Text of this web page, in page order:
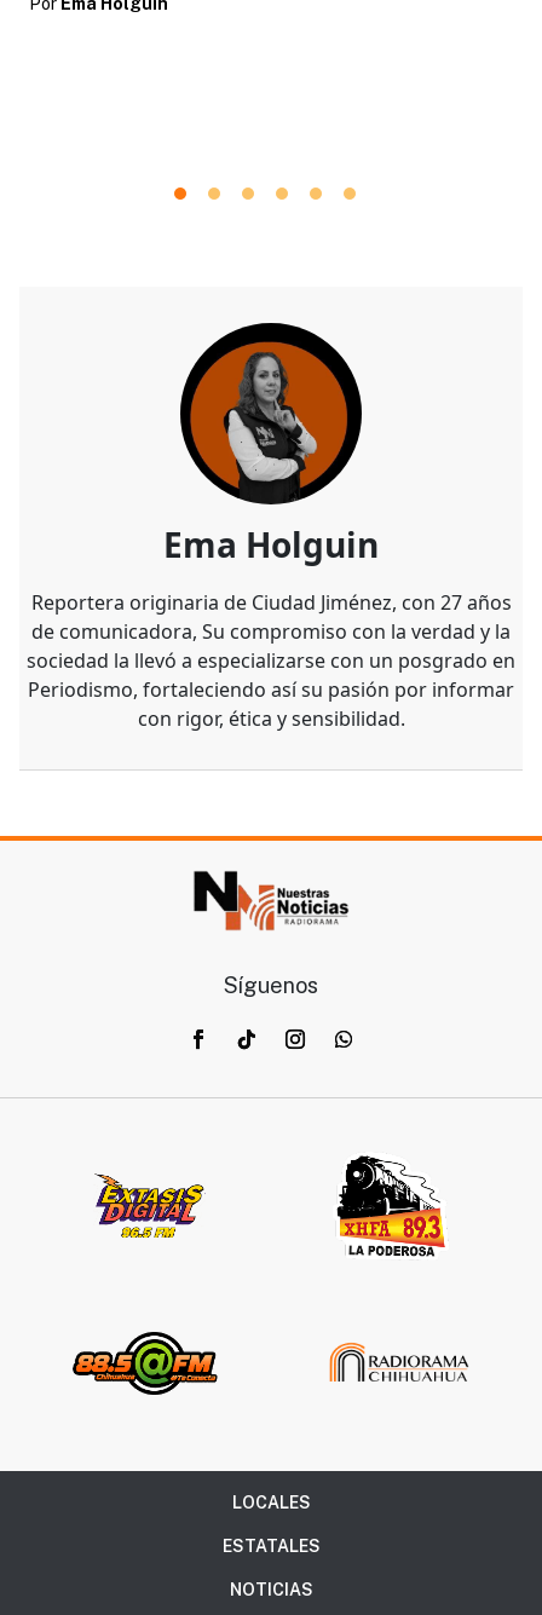
Por Ema Holguin
Ema Holguin
Reportera originaria de Ciudad Jiménez, con 27 años
de comunicadora, Su compromiso con la verdad y la
sociedad la llevó a especializarse con un posgrado en
Periodismo, fortaleciendo así su pasión por informar
con rigor, ética y sensibilidad.
Síguenos
LOCALES
ESTATALES
NOTICIAS